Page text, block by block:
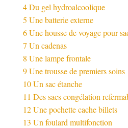
4 Du gel hydroalcoolique
5 Une batterie externe
6 Une housse de voyage pour
7 Un cadenas
8 Une lampe frontale
9 Une trousse de premiers soins
10 Un sac étanche
11 Des sacs congélation
12 Une pochette cache billets
13 Un foulard multifonction